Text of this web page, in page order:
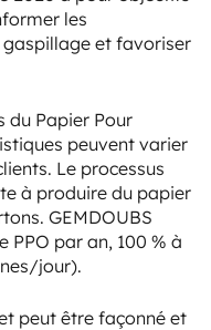
les
et favoriser
du Papier Pour
peuvent varier
Le processus
à produire du papier
GEMDOUBS
PPO par an, 100 % à
jour).
peut être façonné et